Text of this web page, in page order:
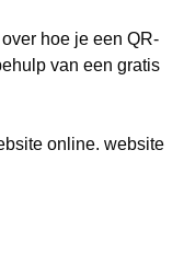
hoe je een QR-
van een gratis
online. website